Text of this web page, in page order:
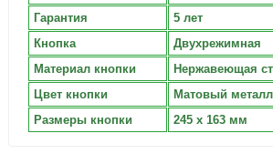
Гарантия
5 лет
Кнопка
Двухрежимная
Материал кнопки
Нержавеющая
Цвет кнопки
Матовый
Размеры кнопки
245 х 163 мм